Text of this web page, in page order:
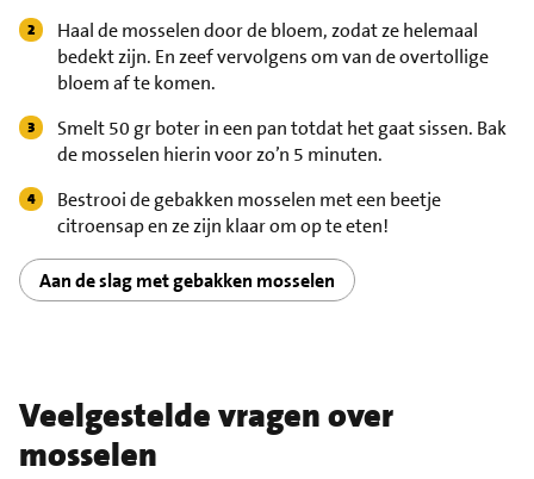
Haal de mosselen door de bloem, zodat ze helemaal
bedekt zijn. En zeef vervolgens om van de overtollige
bloem af te komen.
Smelt 50 gr boter in een pan totdat het gaat sissen. Bak
de mosselen hierin voor zo’n 5 minuten.
Bestrooi de gebakken mosselen met een beetje
citroensap en ze zijn klaar om op te eten!
Aan de slag met gebakken mosselen
Veelgestelde vragen over
mosselen